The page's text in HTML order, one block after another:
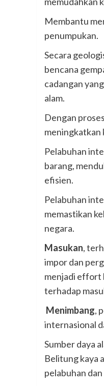
Membantu
penumpukan.
Secara
bencana
cadangan
alam.
Dengan
meningkatkan
Pelabuhan
barang,
efisien.
Pelabuhan
memastikan
negara.
Masukan,
impor dan
menjadi effort
terhadap
Menimbang,
internasional
Sumber daya
Belitung kaya
pelabuhan